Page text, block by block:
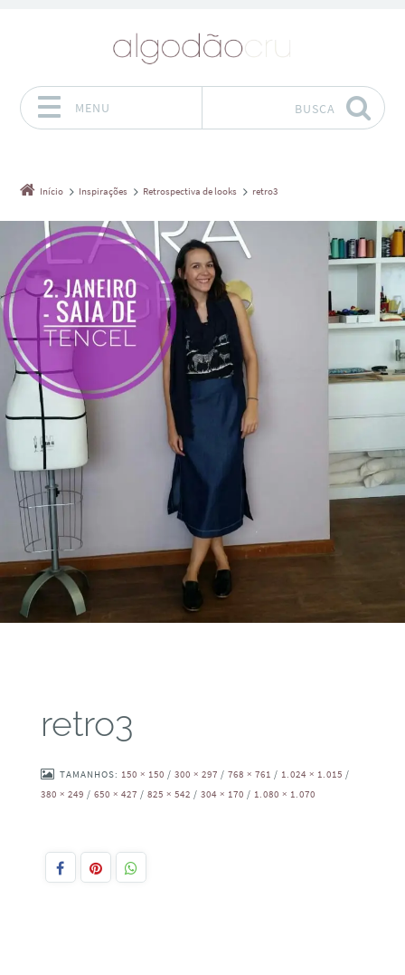
MENU BUSCA
Início Inspirações Retrospectiva de looks retro3
retro3
TAMANHOS: 150 × 150 / 300 × 297 / 768 × 761 / 1.024 × 1.015 /
380 × 249 / 650 × 427 / 825 × 542 / 304 × 170 / 1.080 × 1.070